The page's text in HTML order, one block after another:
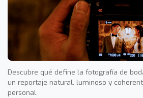
Descubre qué define la fotografía de
un reportaje natural, luminoso y
personal.